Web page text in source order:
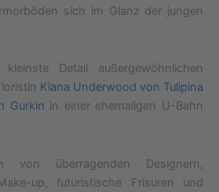
sich im Glanz der jungen
Detail außergewöhnlichen
Kiana Underwood von Tulipina
Gurkin in einer ehemaligen U-Bahn
von überragenden Designern,
up, futuristische Frisuren und